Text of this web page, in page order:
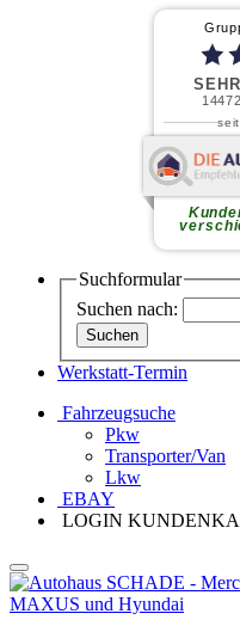
14472
Suchformular
Suchen nach:
Werkstatt-Termin
Fahrzeugsuche
Pkw
Transporter/Van
Lkw
EBAY
LOGIN